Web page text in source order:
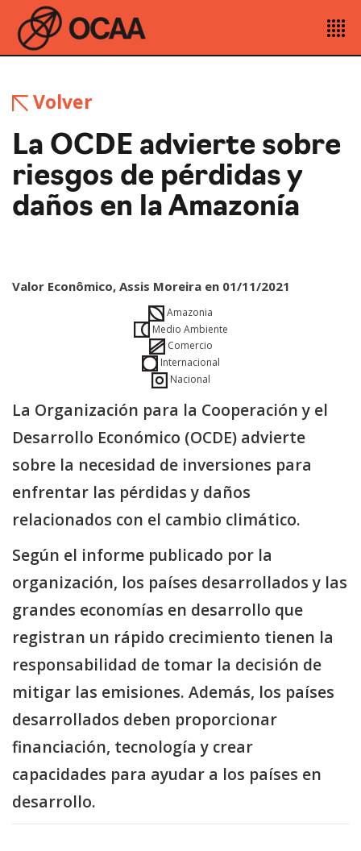
Volver
La OCDE advierte sobre
riesgos de pérdidas y
daños en la Amazonía
Valor Econômico, Assis Moreira en 01/11/2021
Amazonia
Medio Ambiente
Comercio
Internacional
Nacional
La Organización para la Cooperación y el
Desarrollo Económico (OCDE) advierte
sobre la necesidad de inversiones para
enfrentar las pérdidas y daños
relacionados con el cambio climático.
Según el informe publicado por la
organización, los países desarrollados y las
grandes economías en desarrollo que
registran un rápido crecimiento tienen la
responsabilidad de tomar la decisión de
mitigar las emisiones. Además, los países
desarrollados deben proporcionar
financiación, tecnología y crear
capacidades para ayudar a los países en
desarrollo.